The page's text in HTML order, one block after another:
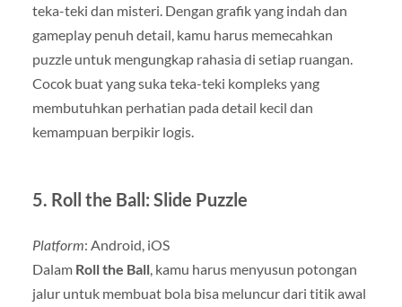
teka-teki dan misteri. Dengan grafik yang indah dan
gameplay penuh detail, kamu harus memecahkan
puzzle untuk mengungkap rahasia di setiap ruangan.
Cocok buat yang suka teka-teki kompleks yang
membutuhkan perhatian pada detail kecil dan
kemampuan berpikir logis.
5. Roll the Ball: Slide Puzzle
Platform: Android, iOS
Dalam Roll the Ball, kamu harus menyusun potongan
jalur untuk membuat bola bisa meluncur dari titik awal